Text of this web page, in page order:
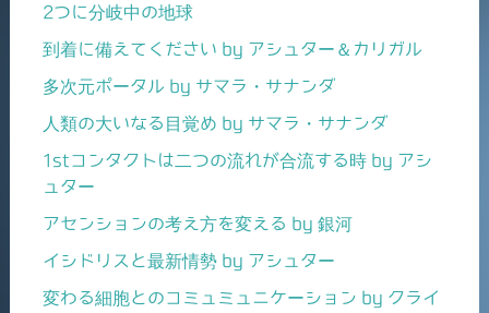
2つに分岐中の地球
到着に備えてください by アシュター＆カリガル
多次元ポータル by サマラ・サナンダ
人類の大いなる目覚め by サマラ・サナンダ
1stコンタクトは二つの流れが合流する時 by アシ
ュター
アセンションの考え方を変える by 銀河
イシドリスと最新情勢 by アシュター
変わる細胞とのコミュミュニケーション by クライ